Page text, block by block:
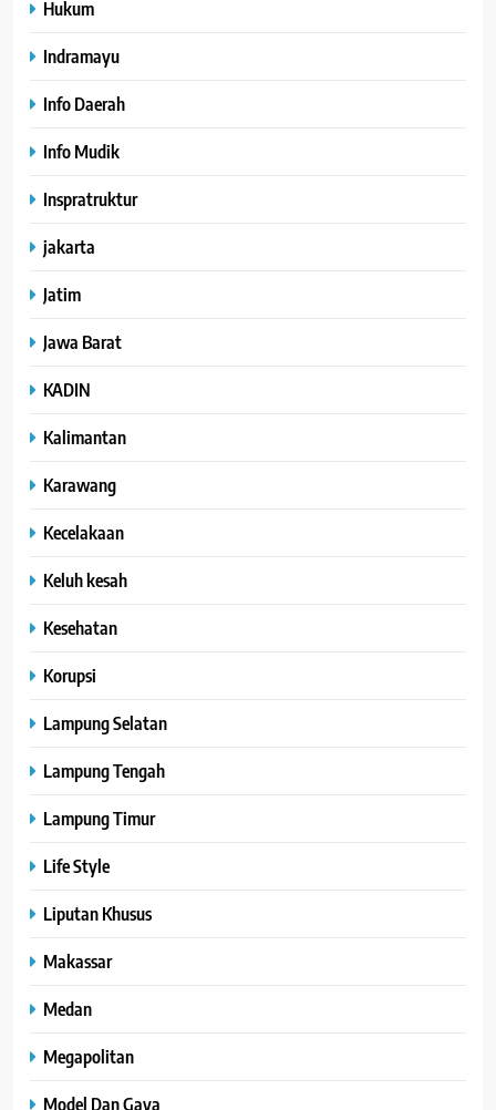
Hukum
Indramayu
Info Daerah
Info Mudik
Inspratruktur
jakarta
Jatim
Jawa Barat
KADIN
Kalimantan
Karawang
Kecelakaan
Keluh kesah
Kesehatan
Korupsi
Lampung Selatan
Lampung Tengah
Lampung Timur
Life Style
Liputan Khusus
Makassar
Medan
Megapolitan
Model Dan Gaya